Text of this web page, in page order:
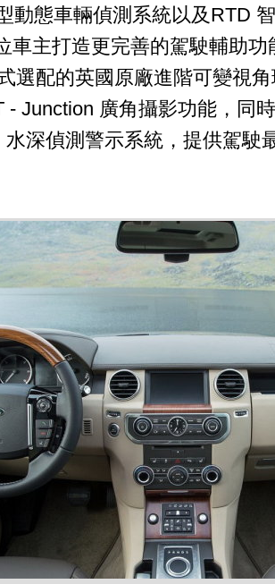
動態車輛偵測系統以及RTD
車主打造更完善的駕駛輔助
選配的英國原廠進階可變視
- Junction 廣角攝影功能，同
深偵測警示系統，提供駕駛